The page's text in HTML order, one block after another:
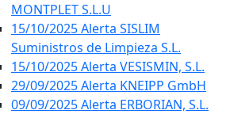
MONTPLET S.L.U
15/10/2025 Alerta SISLIM
Suministros de Limpieza S.L.
15/10/2025 Alerta VESISMIN, S.L.
29/09/2025 Alerta KNEIPP GmbH
09/09/2025 Alerta ERBORIAN, S.L.